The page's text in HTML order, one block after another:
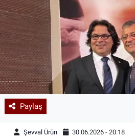
Paylaş
Şevval Ürün 30.06.2026 - 20:18
Sağlık
Siyaset
Teknoloji
Yazarlar
Astroloji-Rüya